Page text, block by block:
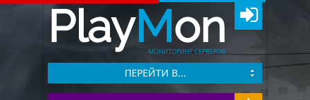
PlayMon
МОНИТОРИНГ СЕРВЕРОВ
ПЕРЕЙТИ В...